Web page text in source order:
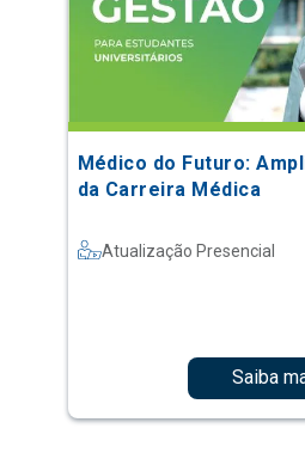
Médico do Futuro:
da Carreira Médica
Atualização Presencial
Saiba